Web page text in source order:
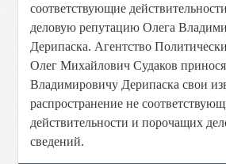
соответствующие
деловую репутацию Олега
Дерипаска. Агентство
Олег Михайлович Судаков
Владимировичу Дерипаска свои
распространение не
действительности и порочащих
сведений.